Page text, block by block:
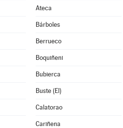
Ateca
Bárboles
Berrueco
Boquiñeni
Bubierca
Buste (El)
Calatorao
Cariñena